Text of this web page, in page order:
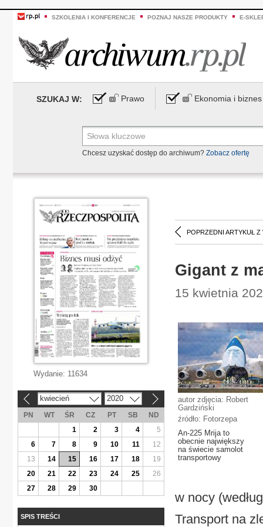
SZKOLENIA I KONFERENCJE POZNAJ NASZE PRODUKTY E-
SZUKAJ W: Prawo Ekonomia i biznes
Chcesz uzyskać dostęp do archiwum? Zobacz ofertę
POPRZEDNI ARTYKUŁ Z
Gigant z
15 kwietnia
autor zdjęcia: Robert
Gardziński
źródło: Fotorzepa
An-225 Mrija to
obecnie największy
na świecie samolot
transportowy
w nocy
Transport na
Wydanie: 11634
kwiecień 2020
PN WT ŚR CZ PT SB
ND
1
2 3 4
5
6
7 8 9 10 11
12
13
14 15 16 17 18
19
20
21 22 23 24 25
26
27
28 29 30
SPIS TREŚCI